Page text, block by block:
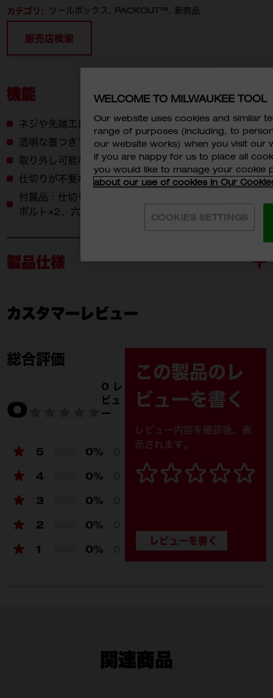
カテゴリ: ツールボックス PACKOUT™ 新商品
販売店検索
機能
ネジや先端工具など小さいパーツの収納に便利
透明な蓋つきで中が見えやすい、傷つけない
取り外し可能な仕切り付き
仕切りが不要な場合は専用の収納ケースへ
付属品：仕切り×2、アタッチメントベース×2、5mm
ボルト×2、六角棒スパナ×1
製品仕様
付属品
4932500148 (1)
アタッチメントベース (1)
仕切り (2)
外寸 長さ (mm)
外寸 幅 (mm) 292
外寸 高さ (mm)
質量 (kg)
耐荷重 (kg) 11
カスタマーレビュー
総合評価
0
0 レ
ビュ
ー
5 0%
4 0%
3 0%
2 0%
1 0%
この製品のレ
ビューを書く
レビュー内容を確認後、表
示されます。
関連商品
WELCOME TO MILWAUKEE TOOL
Our website uses cookies and similar
range of purposes (including, to
our website works) when you visit our
if you are happy for us to place all
you would like to manage your cookie
about our use of cookies in Our
COOKIES SETTINGS